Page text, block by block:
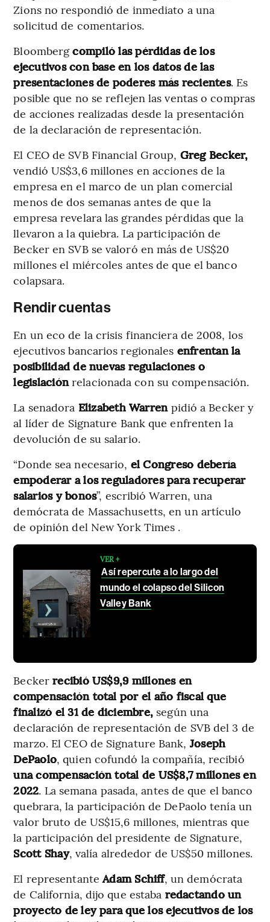
Zions no respondió de inmediato a una
solicitud de comentarios.
Bloombergcompiló las pérdidas de los
ejecutivos con base en los datos de las
presentaciones de poderes más recientes. Es
posible que no se reflejen las ventas o compras
de acciones realizadas desde la presentación
de la declaración de representación.
El CEO de SVB Financial Group, Greg Becker,
vendió US$3,6 millones en acciones de la
empresa en el marco de un plan comercial
menos de dos semanas antes de que la
empresa revelara las grandes pérdidas que la
llevaron a la quiebra. La participación de
Becker en SVB se valoró en más de US$20
millones el miércoles antes de que el banco
colapsara.
Rendir cuentas
En un eco de la crisis financiera de 2008, los
ejecutivos bancarios regionales enfrentan la
posibilidad de nuevas regulaciones o
legislaciónrelacionada con su compensación.
La senadora Elizabeth Warrenpidió a Becker y
al líder de Signature Bank que enfrenten la
devolución de su salario.
“Donde sea necesario, el Congreso debería
empoderar a los reguladores para recuperar
salarios y bonos”, escribió Warren, una
demócrata de Massachusetts, en un artículo
de opinión del New York Times .
VER +
Así repercute a lo largo del
mundo el colapso del Silicon
Valley Bank
Beckerrecibió US$9,9 millones en
compensación total por el año fiscal que
finalizó el 31 de diciembre, según una
declaración de representación de SVB del 3 de
marzo. El CEO de Signature Bank, Joseph
DePaolo, quien cofundó la compañía, recibió
una compensación total de US$8,7 millones en
2022. La semana pasada, antes de que el banco
quebrara, la participación de DePaolo tenía un
valor bruto de US$15,6 millones, mientras que
la participación del presidente de Signature,
Scott Shay, valía alrededor de US$50 millones.
El representanteAdam Schiff, un demócrata
de California, dijo que estaba redactando un
proyecto de ley para que los ejecutivos de los